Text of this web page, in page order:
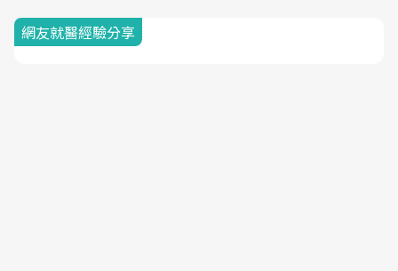
網友就醫經驗分享